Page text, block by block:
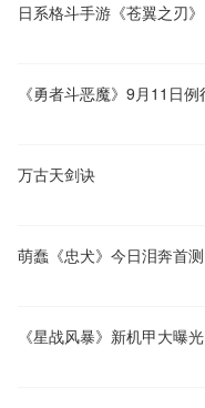
万古天剑诀
《星战风暴》新机甲大曝光